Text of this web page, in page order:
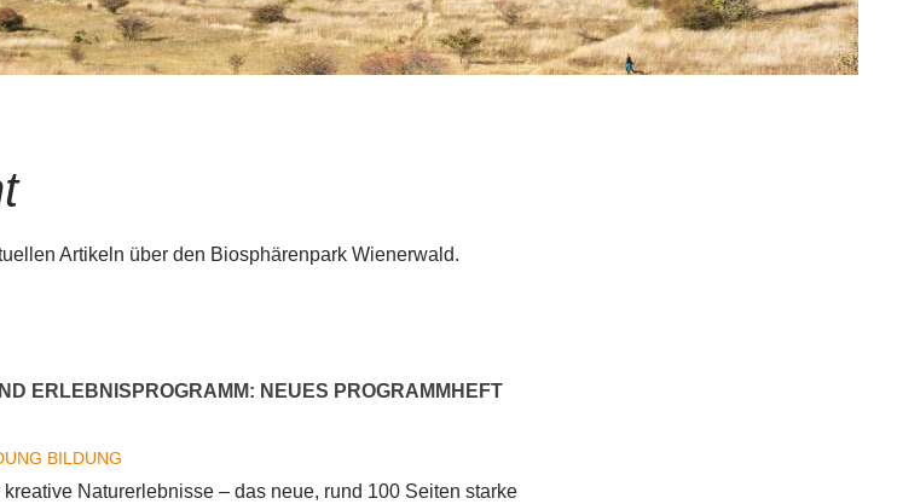
Artikeln über den Biosphärenpark Wienerwald.
ERLEBNISPROGRAMM: NEUES PROGRAMMHEFT
BILDUNG
Naturerlebnisse – das neue, rund 100 Seiten starke